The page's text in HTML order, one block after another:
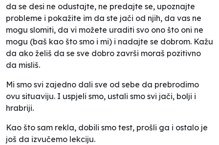
da se desi ne odustajte, ne predajte se, upoznajte
probleme i pokažite im da ste jači od njih, da vas ne
mogu slomiti, da vi možete uraditi svo ono što oni ne
mogu (baš kao što smo i mi) i nadajte se dobrom. Kažu
da ako želiš da se sve dobro završi moraš pozitivno
da misliš.
Mi smo svi zajedno dali sve od sebe da prebrodimo
ovu situaviju. I uspjeli smo, ustali smo svi jači, bolji i
hrabriji.
Kao što sam rekla, dobili smo test, prošli ga i ostalo je
još da izvučemo lekciju.